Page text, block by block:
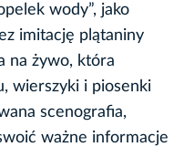
wody”, jako
imitację plątaniny
na żywo, która
wierszyki i piosenki
scenografia,
ważne informacje